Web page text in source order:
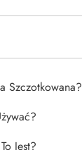
Szczotkowana?
Jest?